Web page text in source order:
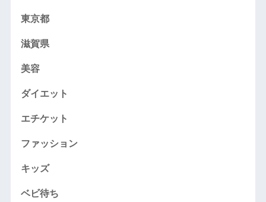
東京都
滋賀県
美容
ダイエット
エチケット
ファッション
キッズ
ベビ待ち